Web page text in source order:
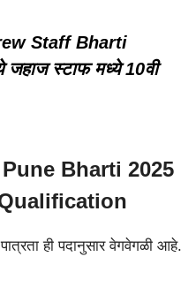
Staff Bharti
जहाज स्टाफ मध्ये 10वी
Bharti 2025
ही पदानुसार वेगवेगळी आहे.